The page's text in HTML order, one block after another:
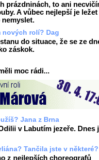
prázdninách, to ani
A vůbec nejlepší je ležet
nemyslet.
nových rolí? Dag
do situace, že se ze
záskok.
moc rádi...
Jana z Brna
v Labutím jezeře. Dnes
Tančila jste v některé?
z nejlepších choreografů